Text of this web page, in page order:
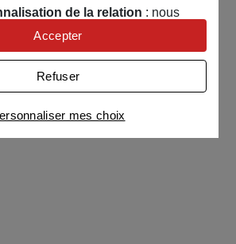
de la relation : nous
de cookies pour adapter nos
personnaliser nos offres
publicitaire: nous utilisons avec
des cookies pour afficher des
cookies et la liste de nos
mes choix
Refuser
Accepter